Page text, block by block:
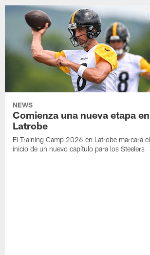
NEWS
Comienza una nueva etapa en
Latrobe
El Training Camp 2026 en Latrobe marcará el
inicio de un nuevo capítulo para los Steelers